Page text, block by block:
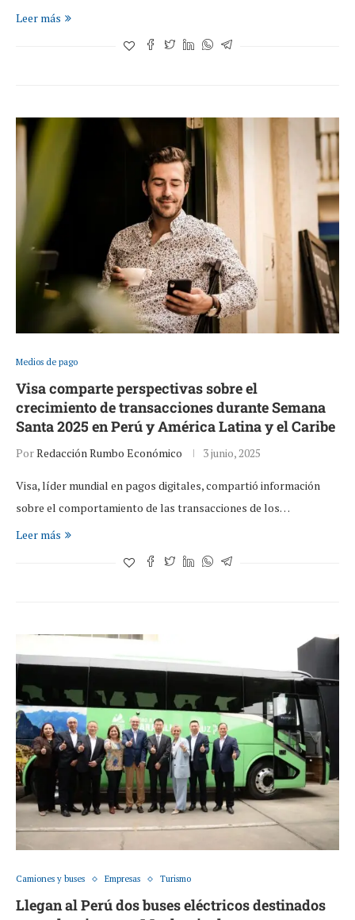
Leer más
Medios de pago
Visa comparte perspectivas sobre el
crecimiento de transacciones durante Semana
Santa 2025 en Perú y América Latina y el Caribe
PorRedacción Rumbo Económico 3 junio, 2025
Visa, líder mundial en pagos digitales, compartió información
sobre el comportamiento de las transacciones de los…
Leer más
Camiones y buses Empresas Turismo
Llegan al Perú dos buses eléctricos destinados